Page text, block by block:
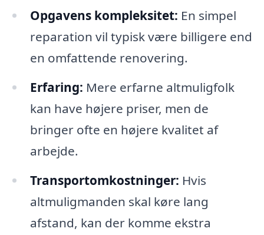
Opgavens kompleksitet: En simpel
reparation vil typisk være billigere end
en omfattende renovering.
Erfaring: Mere erfarne altmuligfolk
kan have højere priser, men de
bringer ofte en højere kvalitet af
arbejde.
Transportomkostninger: Hvis
altmuligmanden skal køre lang
afstand, kan der komme ekstra